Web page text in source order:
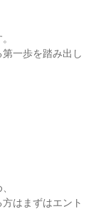
一歩を踏み出し
はまずはエント